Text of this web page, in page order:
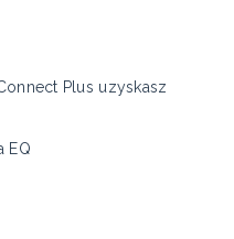
Plus uzyskasz
EQ